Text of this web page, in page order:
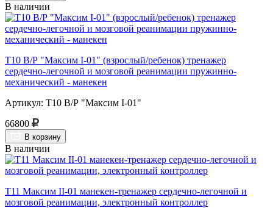
В наличии
Т10 В/Р "Максим I-01" (взрослый/ребенок) тренажер
сердечно-легочной и мозговой реанимации пружинно-
механический - манекен
Артикул: Т10 В/Р "Максим I-01"
66800
В корзину
В наличии
Т11 Максим II-01 манекен-тренажер сердечно-легочной и
мозговой реанимации, электронный контроллер